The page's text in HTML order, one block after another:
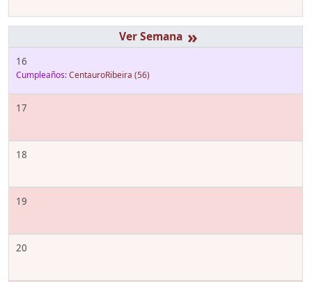
»
16
Cumpleaños:CentauroRibeira (56)
17
18
19
20